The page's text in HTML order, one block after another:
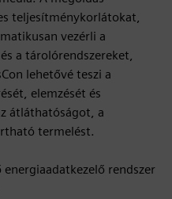
teljesítménykorlátokat,
vezérli a
a tárolórendszereket,
lehetővé teszi a
elemzését és
átláthatóságot, a
termelést.
rendszer